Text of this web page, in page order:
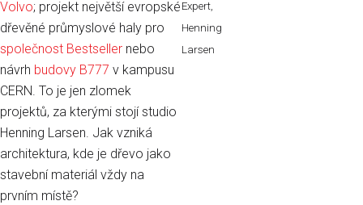
Volvo; projekt největší evropské
dřevěné průmyslové haly pro
společnost Bestseller nebo
návrh budovy B777 v kampusu
CERN. To je jen zlomek
projektů, za kterými stojí studio
Henning Larsen. Jak vzniká
architektura, kde je dřevo jako
stavební materiál vždy na
prvním místě?
Expert,
Henning
Larsen